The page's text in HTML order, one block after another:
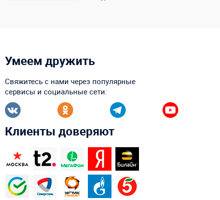
Умеем дружить
Свяжитесь с нами через популярные
сервисы и социальные сети:
Клиенты доверяют